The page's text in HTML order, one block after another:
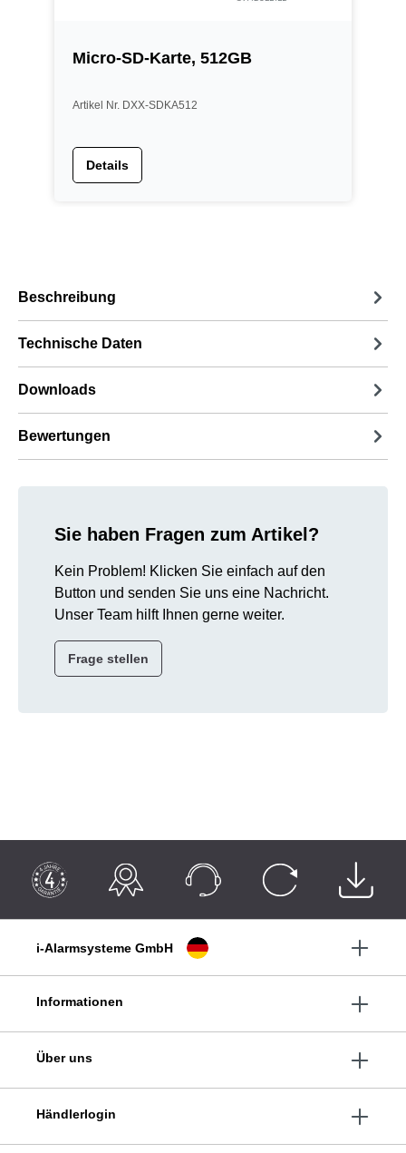
Micro-SD-Karte, 512GB
Artikel Nr. DXX-SDKA512
Details
Beschreibung
Technische Daten
Downloads
Bewertungen
Sie haben Fragen zum Artikel?
Kein Problem! Klicken Sie einfach auf den
Button und senden Sie uns eine Nachricht.
Unser Team hilft Ihnen gerne weiter.
Frage stellen
i-Alarmsysteme GmbH
Informationen
Über uns
Händlerlogin